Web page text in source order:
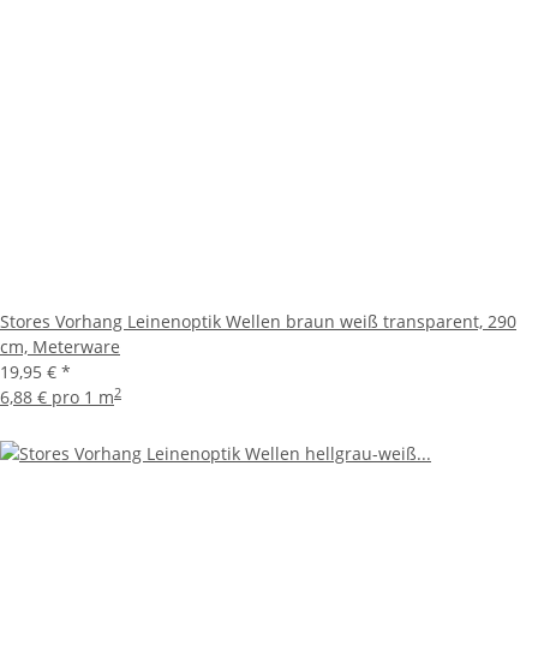
Stores Vorhang Leinenoptik Wellen braun weiß transparent, 290
cm, Meterware
19,95 € *
6,88 € pro 1 m2